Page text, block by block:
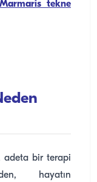
Marmaris tekne
adeta bir terapi
hayatın